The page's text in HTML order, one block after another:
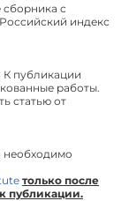
с
индекс
К публикации
работы.
статью от
необходимо
только после
публикации.